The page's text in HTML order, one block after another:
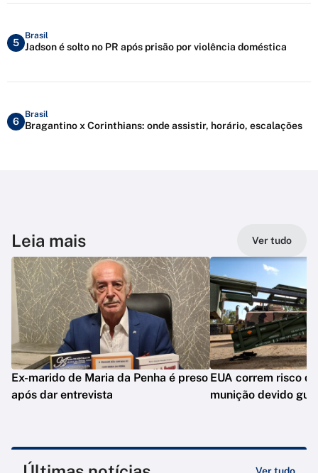
5
Brasil
Jadson é solto no PR após prisão por violência doméstica
6
Brasil
Bragantino x Corinthians: onde assistir, horário, escalações
Leia mais Ver tudo
Ex-marido de Maria da Penha é preso
após dar entrevista
EUA correm risco
munição devido